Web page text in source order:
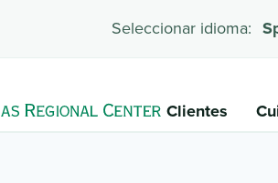
Seleccionar idioma:
Clientes